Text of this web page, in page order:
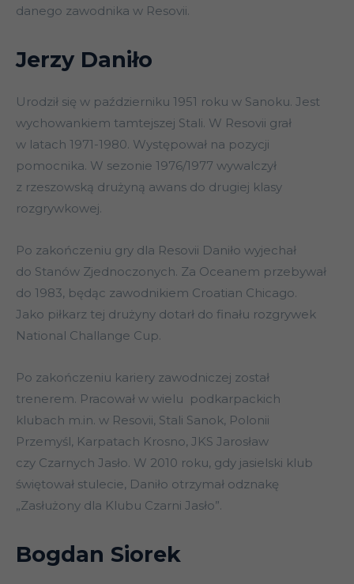
danego zawodnika w Resovii.
Jerzy Daniło
Urodził się w październiku 1951 roku w Sanoku. Jest
wychowankiem tamtejszej Stali. W Resovii grał
w latach 1971-1980. Występował na pozycji
pomocnika. W sezonie 1976/1977 wywalczył
z rzeszowską drużyną awans do drugiej klasy
rozgrywkowej.
Po zakończeniu gry dla Resovii Daniło wyjechał
do Stanów Zjednoczonych. Za Oceanem przebywał
do 1983, będąc zawodnikiem Croatian Chicago.
Jako piłkarz tej drużyny dotarł do finału rozgrywek
National Challange Cup.
Po zakończeniu kariery zawodniczej został
trenerem. Pracował w wielu podkarpackich
klubach m.in. w Resovii, Stali Sanok, Polonii
Przemyśl, Karpatach Krosno, JKS Jarosław
czy Czarnych Jasło. W 2010 roku, gdy jasielski klub
świętował stulecie, Daniło otrzymał odznakę
„Zasłużony dla Klubu Czarni Jasło”.
Bogdan Siorek